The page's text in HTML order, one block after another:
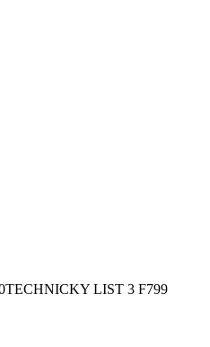
TECHNICKY LIST 3 F799